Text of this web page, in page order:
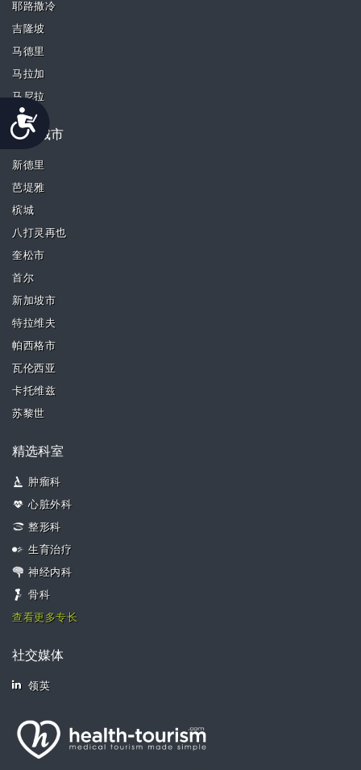
Accessibility
耶路撒冷
吉隆坡
马德里
马拉加
马尼拉
精选城市
新德里
芭堤雅
槟城
八打灵再也
奎松市
首尔
新加坡市
特拉维夫
帕西格市
瓦伦西亚
卡托维兹
苏黎世
精选科室
肿瘤科
心脏外科
整形科
生育治疗
神经内科
骨科
查看更多专长
社交媒体
领英